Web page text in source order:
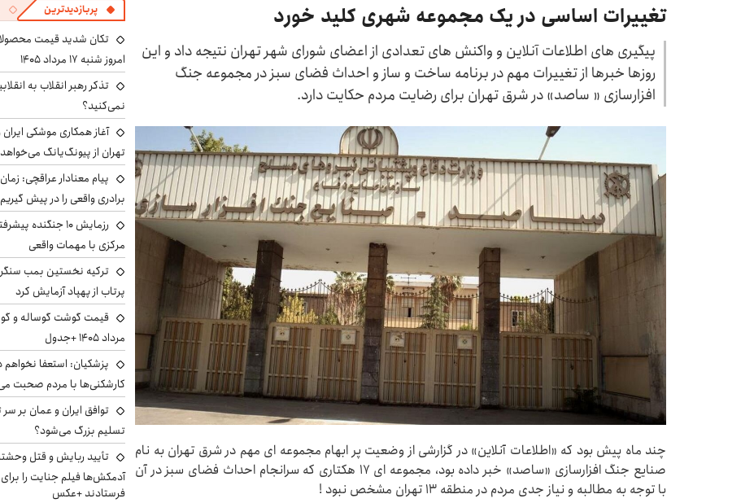
تغییرات اساسی در یک مجموعه شهری کلید خورد
پیگیری های اطلاعات آنلاین و واکنش های تعدادی از اعضای شورای شهر تهران نتیجه داد و این
روزها خبرها از تغییرات مهم در برنامه ساخت و ساز و احداث فضای سبز در مجموعه جنگ
افزارسازی « ساصد» در شرق تهران برای رضایت مردم حکایت دارد.
چند ماه پیش بود که «اطلاعات آنلاین» در گزارشی از وضعیت پر ابهام مجموعه ای مهم در شرق تهران به نام
صنایع جنگ افزارسازی «ساصد» خبر داده بود، مجموعه ای ۱۷ هکتاری که سرانجام احداث فضای سبز در آن
با توجه به مطالبه و نیاز جدی مردم در منطقه ۱۳ تهران مشخص نبود !
پربازدیدترین
تکان شدید قیمت
امروز شنبه ۱۷ مرداد ۱۴۰۵
تذکر رهبر انقلاب به
نمی‌کنید؟
آغاز همکاری موشکی
تهران از پیونگ‌یانگ
پیام معنادار عراقچی:
برادری واقعی را در پیش گیریم
رزمایش ۱۰ جنگنده
مرکزی با مهمات واقعی
ترکیه نخستین بمب
پرتاب از پهپاد آزمایش کرد
مرداد ۱۴۰۵ +جدول
پزشکیان: استعفا نخواهم
کارشکنی‌ها با مردم صحبت
توافق ایران و عمان بر سر
تسلیم بزرگ می‌شود؟
تأیید ربایش و قتل
آدمکش‌ها فیلم جنایت را
فرستادند +عکس